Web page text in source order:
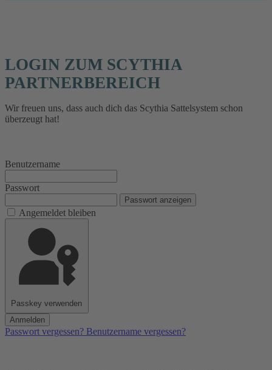
LOGIN ZUM SCYTHIA
PARTNERBEREICH
Wir freuen uns, dass auch dich das Scythia Sattelsystem schon
überzeugt hat!
Benutzername
Passwort
Passwort anzeigen
Angemeldet bleiben
Passkey verwenden
Anmelden
Passwort vergessen? Benutzername vergessen?